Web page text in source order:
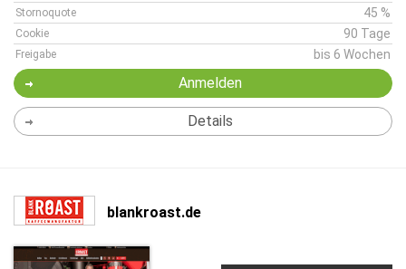
Stornoquote 45 %
Cookie 90 Tage
Freigabe bis 6 Wochen
Anmelden
Details
blankroast.de